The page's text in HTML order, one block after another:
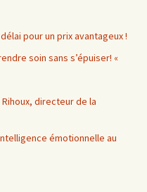
pour un prix avantageux !
soin sans s’épuiser! «
Rihoux, directeur de la
émotionnelle au